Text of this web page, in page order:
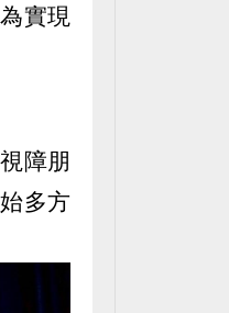
實現
障朋
多方